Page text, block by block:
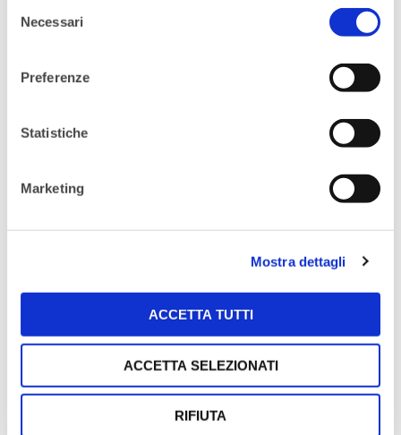
delNecessari
Preferenze
Statistiche
Marketing
Mostra dettagli
ACCETTA TUTTI
ACCETTA SELEZIONATI
RIFIUTA
per le Donne (ASDD);
maschile.
L’evento è
Studi-Milano
Iscriviti ora e diventa parte attiva del
cambiamento!
ISCRIVITI